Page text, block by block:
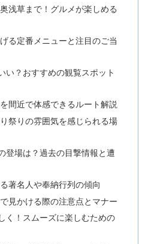
浅草まで！グルメが楽しめる
る定番メニューと注目のご当
い？おすすめの観覧スポット
間近で体感できるルート解説
祭りの雰囲気を感じられる場
登場は？過去の目撃情報と遭
著名人や奉納行列の傾向
見かける際の注意点とマナー
く！スムーズに楽しむための